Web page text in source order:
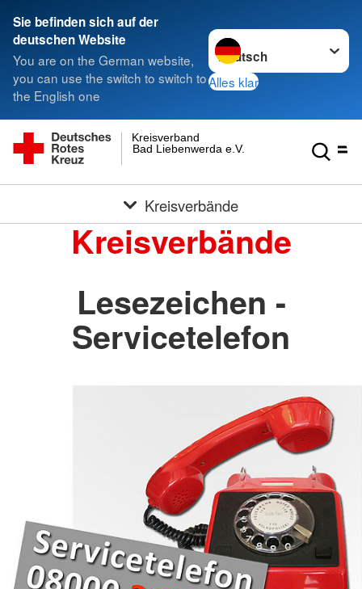
Sie befinden sich auf der
deutschen Website
You are on the German website,
you can use the switch to switch to
the English one
Sprache wechseln zu
Alles klar
Bad Liebenwerda e.V.
Kreisverband
Kreisverbände
Kreisverbände
Lesezeichen -
Servicetelefon